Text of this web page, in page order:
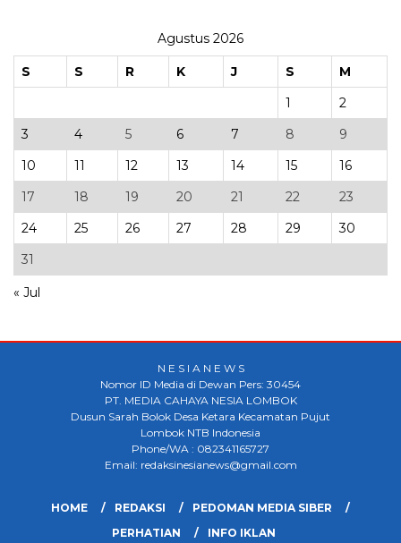
Agustus 2026
S S R K J S
M
1
2
3
4 5 6 7 8
9
10
11 12 13 14 15
16
17
18 19 20 21 22
23
24
25 26 27 28 29
30
31
« Jul
N E S I A N E W S
Nomor ID Media di Dewan Pers: 30454
PT. MEDIA CAHAYA NESIA LOMBOK
Dusun Sarah Bolok Desa Ketara Kecamatan Pujut
Lombok NTB Indonesia
Phone/WA : 082341165727
Email: redaksinesianews@gmail.com
HOME REDAKSI
PEDOMAN MEDIA SIBER
PERHATIAN
INFO IKLAN